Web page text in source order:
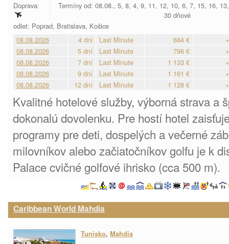
Doprava:
Termíny od: 08.08., 5, 8, 4, 9, 11, 12, 10, 6, 7, 15, 16,
30 dňové
odlet: Poprad, Bratislava, Košice
08.08.2026
4 dni Last Minute 684 €
08.08.2026
5 dní Last Minute 796 €
08.08.2026
7 dní Last Minute 1 133 €
08.08.2026
9 dní Last Minute 1 161 €
08.08.2026
12 dní Last Minute 1 128 €
Kvalitné hotelové služby, výborná strava a
dokonalú dovolenku. Pre hostí hotel
programy pre deti, dospelých a večerné
milovníkov alebo začiatočníkov golfu je k
Palace cvičné golfové ihrisko (cca 500 m).
Caribbean World Mahdia
Tunisko, Mahdia